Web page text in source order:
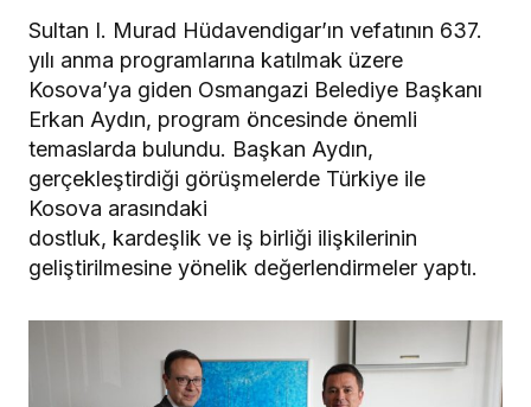
Sultan I. Murad Hüdavendigar’ın vefatının 637.
yılı anma programlarına katılmak üzere
Kosova’ya giden Osmangazi Belediye Başkanı
Erkan Aydın, program öncesinde önemli
temaslarda bulundu. Başkan Aydın,
gerçekleştirdiği görüşmelerde Türkiye ile
Kosova arasındaki
dostluk, kardeşlik ve iş birliği ilişkilerinin
geliştirilmesine yönelik değerlendirmeler yaptı.